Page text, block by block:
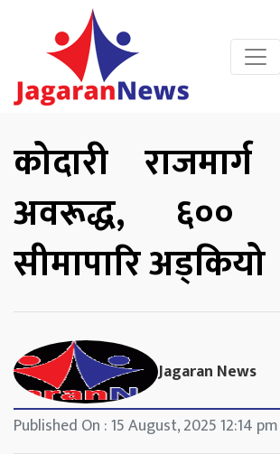
कोदारी
अवरूद्ध, ६००
सीमापारि अड्कियो
Jagaran News
Published On : 15 August, 2025 12:14 pm